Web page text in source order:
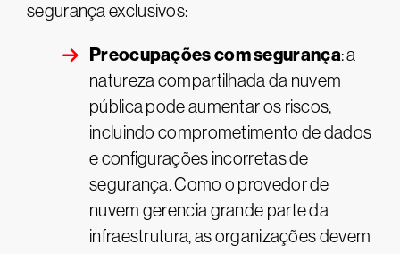
segurança exclusivos:
Preocupações com segurança: a
natureza compartilhada da nuvem
pública pode aumentar os riscos,
incluindo comprometimento de dados
e configurações incorretas de
segurança​. Como o provedor de
nuvem gerencia grande parte da
infraestrutura, as organizações devem